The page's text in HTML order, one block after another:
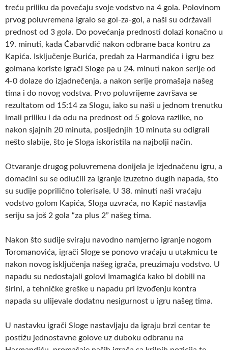
treću priliku da povećaju svoje vodstvo na 4 gola. Polovinom
prvog poluvremena igralo se gol-za-gol, a naši su održavali
prednost od 3 gola. Do povećanja prednosti dolazi konačno u
19. minuti, kada Čabarvdić nakon odbrane baca kontru za
Kapića. Isključenje Burića, predah za Harmandića i igru bez
golmana koriste igrači Sloge pa u 24. minuti nakon serije od
4-0 dolaze do izjadnečenja, a nakon serije promašaja našeg
tima i do novog vodstva. Prvo poluvrijeme završava se
rezultatom od 15:14 za Slogu, iako su naši u jednom trenutku
imali priliku i da odu na prednost od 5 golova razlike, no
nakon sjajnih 20 minuta, posljednjih 10 minuta su odigrali
nešto slabije, što je Sloga iskoristila na najbolji način.
Otvaranje drugog poluvremena donijela je izjednačenu igru, a
domaćini su se odlučili za igranje izuzetno dugih napada, što
su sudije poprilično tolerisale. U 38. minuti naši vraćaju
vodstvo golom Kapića, Sloga uzvraća, no Kapić nastavlja
seriju sa još 2 gola “za plus 2” našeg tima.
Nakon što sudije sviraju navodno namjerno igranje nogom
Toromanovića, igrači Sloge se ponovo vraćaju u utakmicu te
nakon novog isključenja našeg igrača, preuzimaju vodstvo. U
napadu su nedostajali golovi Imamagića kako bi dobili na
širini, a tehničke greške u napadu pri izvođenju kontra
napada su ulijevale dodatnu nesigurnost u igru našeg tima.
U nastavku igrači Sloge nastavljaju da igraju brzi centar te
postižu jednostavne golove uz duboku odbranu na